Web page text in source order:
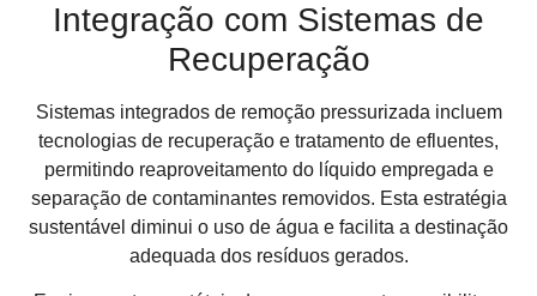
Integração com Sistemas de
Recuperação
Sistemas integrados de remoção pressurizada incluem
tecnologias de recuperação e tratamento de efluentes,
permitindo reaproveitamento do líquido empregada e
separação de contaminantes removidos. Esta estratégia
sustentável diminui o uso de água e facilita a destinação
adequada dos resíduos gerados.